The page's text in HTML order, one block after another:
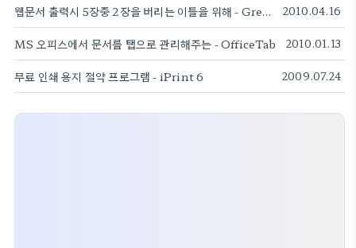
웹문서 출력시 5장중 2장을 버리는 이들을 위해 - GreenPrint World 2010.04.16
MS 오피스에서 문서를 탭으로 관리해주는 - OfficeTab 2010.01.13
무료 인쇄 용지 절약 프로그램 - iPrint 6 2009.07.24